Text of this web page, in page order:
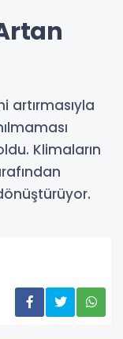
artırmasıyla
Klimaların